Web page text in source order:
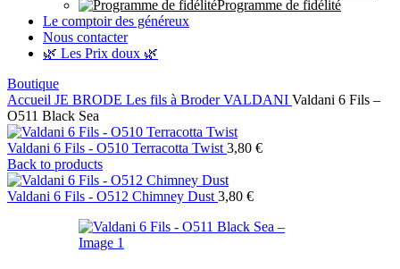
Programme de fidélité
Le comptoir des généreux
Nous contacter
🌿 Les Prix doux 🌿
Boutique
Accueil JE BRODE Les fils à BroderVALDANI Valdani 6 Fils –
O511 Black Sea
Valdani 6 Fils - O510 Terracotta Twist 3,80 €
Back to products
Valdani 6 Fils - O512 Chimney Dust 3,80 €